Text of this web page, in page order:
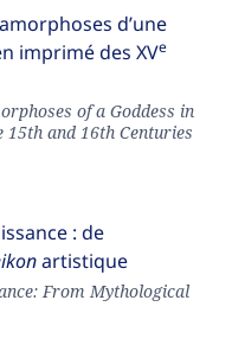
d’une
imprimé des XVe
of a Goddess in
and 16th Centuries
: de
artistique
From Mythological